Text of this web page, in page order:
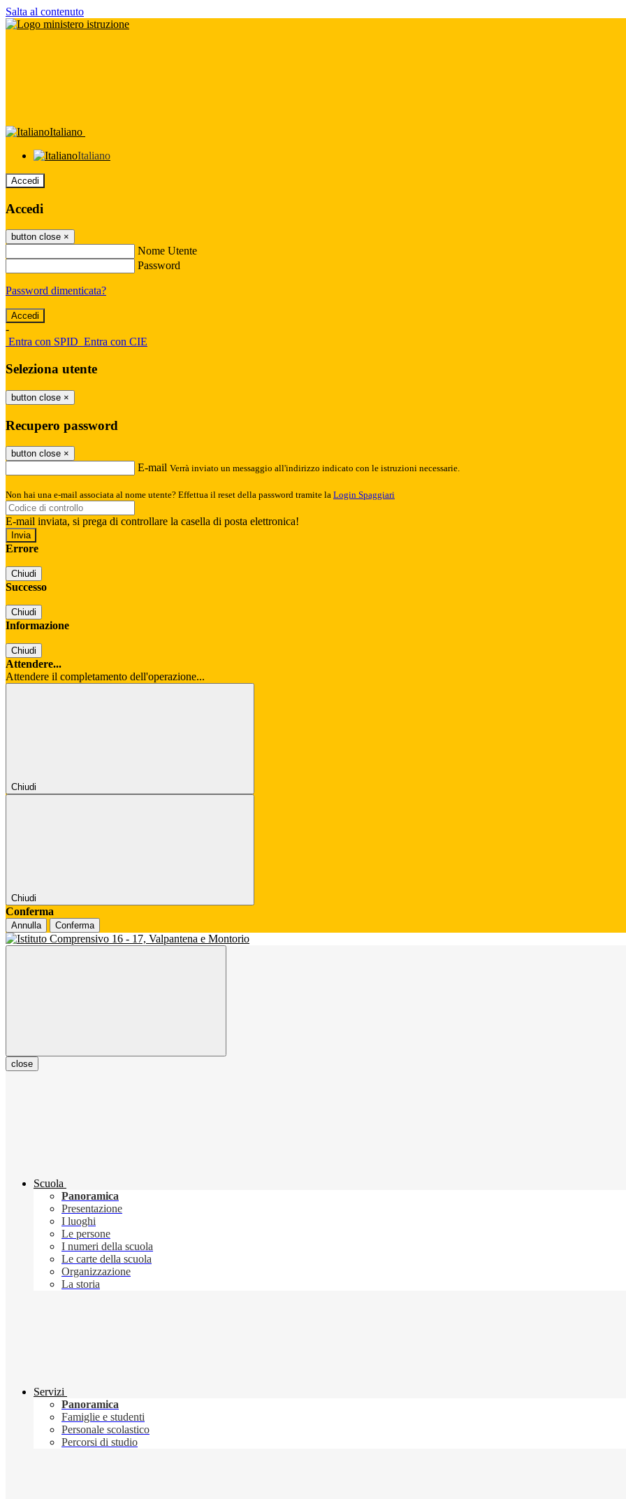
Salta al contenuto
Italiano
Italiano
Accedi
Accedi
button close ×
Nome Utente
Password
Password dimenticata?
-
Entra con SPID Entra con CIE
Seleziona utente
button close ×
Recupero password
button close ×
E-mail Verrà inviato un messaggio all'indirizzo indicato con le istruzioni necessarie.
Non hai una e-mail associata al nome utente? Effettua il reset della password tramite la Login Spaggiari
E-mail inviata, si prega di controllare la casella di posta elettronica!
Errore
Chiudi
Successo
Chiudi
Informazione
Chiudi
Attendere...
Attendere il completamento dell'operazione...
Chiudi
Chiudi
Conferma
Annulla Conferma
close
Scuola
Panoramica
Presentazione
I luoghi
Le persone
I numeri della scuola
Le carte della scuola
Organizzazione
La storia
Servizi
Panoramica
Famiglie e studenti
Personale scolastico
Percorsi di studio